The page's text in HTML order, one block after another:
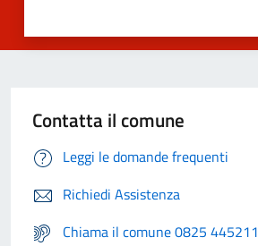
Contatta il comune
Leggi le domande frequenti
Richiedi Assistenza
Chiama il comune 0825 445211